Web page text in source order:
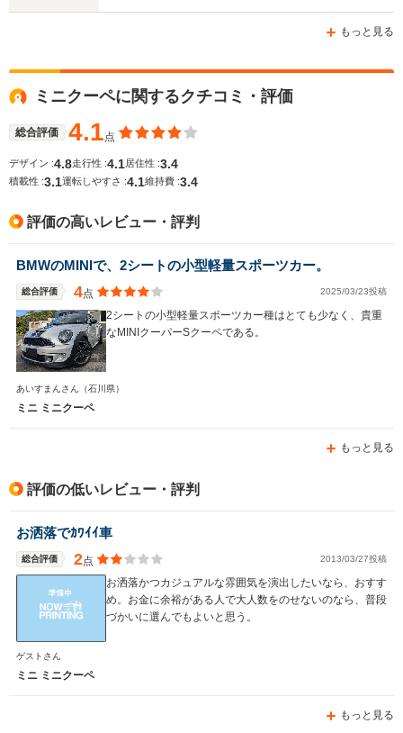
WLTCモード
燃費
排気量
駆動方式
-
1598cc
FF
もっと見る
ミニクーペに関するクチコミ・評価
総合評価 4.1点
デザイン :4.8走行性 :4.1 居住性 :3.4
積載性 :3.1運転しやすさ :4.1維持費 :3.4
評価の高いレビュー・評判
BMWのMINIで、2シートの小型軽量スポーツカー。
総合評価 4点 2025/03/23投稿
2シートの小型軽量スポーツカー種はとても少なく、貴重
なMINIクーパーSクーペである。
あいすまんさん （石川県）
ミニ ミニクーペ
もっと見る
評価の低いレビュー・評判
お洒落でｶﾜｲｲ車
総合評価 2点 2013/03/27投稿
お洒落かつカジュアルな雰囲気を演出したいなら、おすす
め。お金に余裕がある人で大人数をのせないのなら、普段
づかいに選んでもよいと思う。
ゲストさん
ミニ ミニクーペ
もっと見る